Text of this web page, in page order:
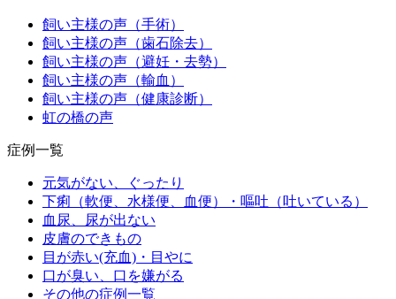
飼い主様の声（手術）
飼い主様の声（歯石除去）
飼い主様の声（避妊・去勢）
飼い主様の声（輸血）
飼い主様の声（健康診断）
虹の橋の声
症例一覧
元気がない、ぐったり
下痢（軟便、水様便、血便）・嘔吐（吐いている）
血尿、尿が出ない
皮膚のできもの
目が赤い(充血)・目やに
口が臭い、口を嫌がる
その他の症例一覧